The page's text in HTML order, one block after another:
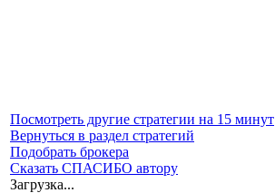
Посмотреть другие стратегии на 15 минут
Вернуться в раздел стратегий
Подобрать брокера
Сказать СПАСИБО автору
Загрузка...